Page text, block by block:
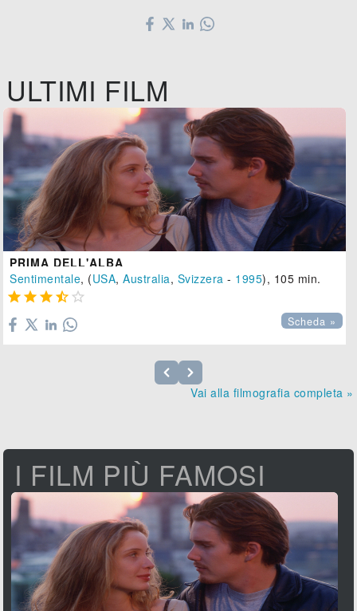
ULTIMI FILM
PRIMA DELL'ALBA
Sentimentale, (USA,Australia, Svizzera - 1995), 105 min.
    
Scheda »
Vai alla filmografia completa »
I FILM PIÙ FAMOSI